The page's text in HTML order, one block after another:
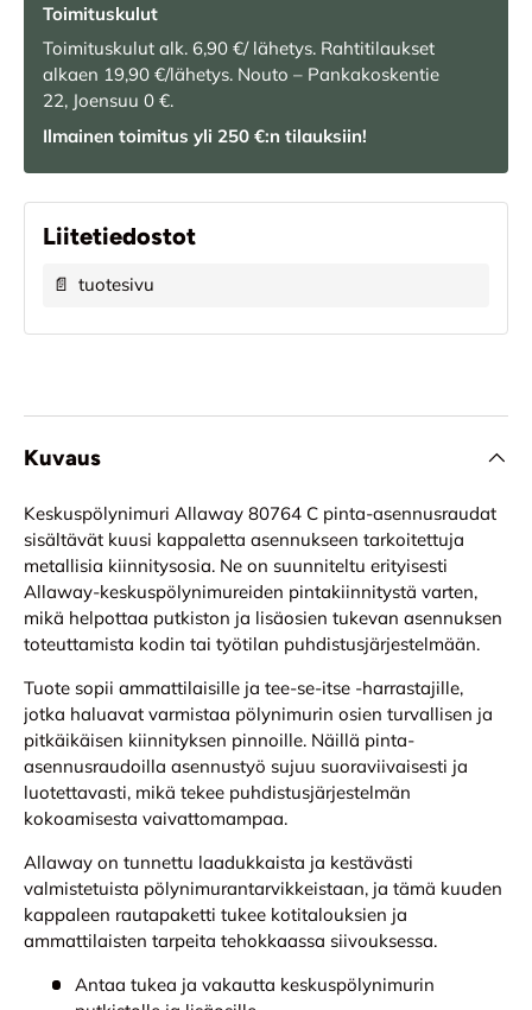
Toimituskulut
Toimituskulut alk. 6,90 €/ lähetys. Rahtitilaukset
alkaen 19,90 €/lähetys. Nouto – Pankakoskentie
22, Joensuu 0 €.
Ilmainen toimitus yli 250 €:n tilauksiin!
Liitetiedostot
📄 tuotesivu
Kuvaus
Keskuspölynimuri Allaway 80764 C pinta-asennusraudat
sisältävät kuusi kappaletta asennukseen tarkoitettuja
metallisia kiinnitysosia. Ne on suunniteltu erityisesti
Allaway-keskuspölynimureiden pintakiinnitystä varten,
mikä helpottaa putkiston ja lisäosien tukevan asennuksen
toteuttamista kodin tai työtilan puhdistusjärjestelmään.
Tuote sopii ammattilaisille ja tee-se-itse -harrastajille,
jotka haluavat varmistaa pölynimurin osien turvallisen ja
pitkäikäisen kiinnityksen pinnoille. Näillä pinta-
asennusraudoilla asennustyö sujuu suoraviivaisesti ja
luotettavasti, mikä tekee puhdistusjärjestelmän
kokoamisesta vaivattomampaa.
Allaway on tunnettu laadukkaista ja kestävästi
valmistetuista pölynimurantarvikkeistaan, ja tämä kuuden
kappaleen rautapaketti tukee kotitalouksien ja
ammattilaisten tarpeita tehokkaassa siivouksessa.
Antaa tukea ja vakautta keskuspölynimurin